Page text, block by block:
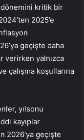
dönemini kritik bir
2025’e
geçişte daha
verirken yalnızca
çalışma koşullarına
yılsonu
kayıplar
2026’ya geçişte